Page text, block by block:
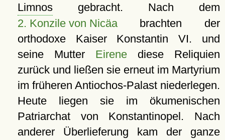
Limnosgebracht. Nach dem
2. Konzile von Nicäabrachten der
orthodoxe Kaiser Konstantin VI. und
seine Mutter Eirenediese Reliquien
zurück und ließen sie erneut im Martyrium
im früheren Antiochos-Palast niederlegen.
Heute liegen sie im ökumenischen
Patriarchat von Konstantinopel. Nach
anderer Überlieferung kam der ganze